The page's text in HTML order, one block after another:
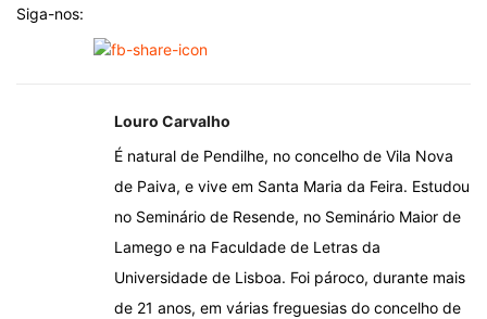
Siga-nos:
Louro Carvalho
É natural de Pendilhe, no concelho de Vila Nova
de Paiva, e vive em Santa Maria da Feira. Estudou
no Seminário de Resende, no Seminário Maior de
Lamego e na Faculdade de Letras da
Universidade de Lisboa. Foi pároco, durante mais
de 21 anos, em várias freguesias do concelho de